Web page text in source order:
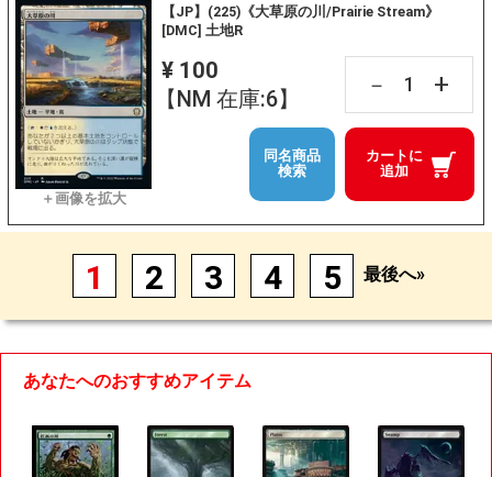
【JP】(225)《大草原の川/Prairie Stream》
[DMC] 土地R
¥ 100
【NM 在庫:6】
－ +
カートに
追加
同名商品
検索
1 2 3 4 5 最後へ»
あなたへのおすすめアイテム